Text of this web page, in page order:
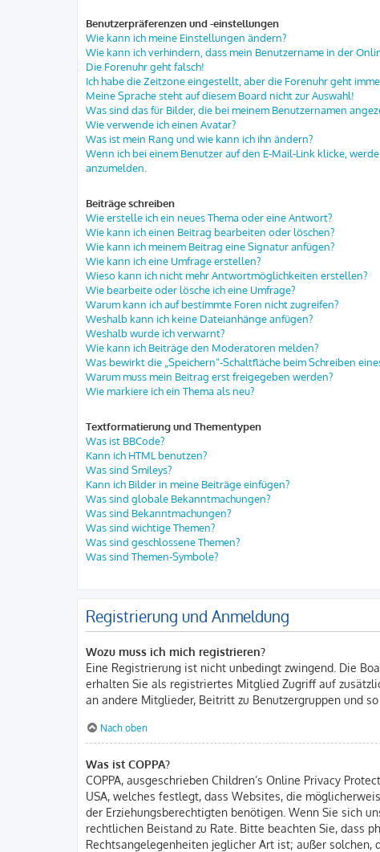
Benutzerpräferenzen und -einstellungen
Wie kann ich meine Einstellungen ändern?
Wie kann ich verhindern, dass mein Benutzername in der
Die Forenuhr geht falsch!
Ich habe die Zeitzone eingestellt, aber die Forenuhr geht
Meine Sprache steht auf diesem Board nicht zur Auswahl!
Was sind das für Bilder, die bei meinem Benutzernamen
Wie verwende ich einen Avatar?
Was ist mein Rang und wie kann ich ihn ändern?
Wenn ich bei einem Benutzer auf den E-Mail-Link klicke,
anzumelden.
Beiträge schreiben
Wie erstelle ich ein neues Thema oder eine Antwort?
Wie kann ich einen Beitrag bearbeiten oder löschen?
Wie kann ich meinem Beitrag eine Signatur anfügen?
Wie kann ich eine Umfrage erstellen?
Wieso kann ich nicht mehr Antwortmöglichkeiten erstellen?
Wie bearbeite oder lösche ich eine Umfrage?
Warum kann ich auf bestimmte Foren nicht zugreifen?
Weshalb kann ich keine Dateianhänge anfügen?
Weshalb wurde ich verwarnt?
Wie kann ich Beiträge den Moderatoren melden?
Was bewirkt die „Speichern“-Schaltfläche beim Schreiben
Warum muss mein Beitrag erst freigegeben werden?
Wie markiere ich ein Thema als neu?
Textformatierung und Thementypen
Was ist BBCode?
Kann ich HTML benutzen?
Was sind Smileys?
Kann ich Bilder in meine Beiträge einfügen?
Was sind globale Bekanntmachungen?
Was sind Bekanntmachungen?
Was sind wichtige Themen?
Was sind geschlossene Themen?
Was sind Themen-Symbole?
Registrierung und Anmeldung
Wozu muss ich mich registrieren?
Eine Registrierung ist nicht unbedingt zwingend. Die
erhalten Sie als registriertes Mitglied Zugriff auf
an andere Mitglieder, Beitritt zu Benutzergruppen und
Nach oben
Was ist COPPA?
COPPA, ausgeschrieben Children’s Online Privacy
USA, welches festlegt, dass Websites, die
der Erziehungsberechtigten benötigen. Wenn Sie sich
rechtlichen Beistand zu Rate. Bitte beachten Sie, dass
Rechtsangelegenheiten jeglicher Art ist; außer solchen,